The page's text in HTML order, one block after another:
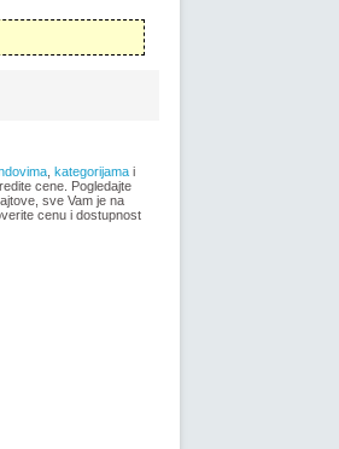
kategorijama i
cene. Pogledajte
sve Vam je na
cenu i dostupnost